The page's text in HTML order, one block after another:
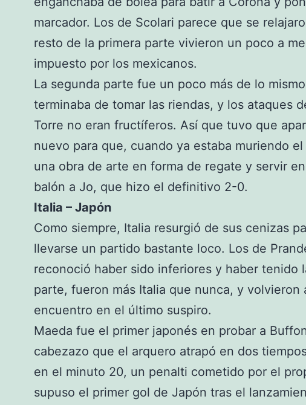
marcador. Los de Scolari parece que se
resto de la primera parte vivieron un poco a
impuesto por los mexicanos.
La segunda parte fue un poco más de lo
terminaba de tomar las riendas, y los ataques
Torre no eran fructíferos. Así que tuvo que
nuevo para que, cuando ya estaba muriendo
una obra de arte en forma de regate y servir
balón a Jo, que hizo el definitivo 2-0.
Italia – Japón
Como siempre, Italia resurgió de sus cenizas
llevarse un partido bastante loco. Los de
reconoció haber sido inferiores y haber tenido
parte, fueron más Italia que nunca, y volvieron
encuentro en el último suspiro.
Maeda fue el primer japonés en probar a
cabezazo que el arquero atrapó en dos
en el minuto 20, un penalti cometido por el
supuso el primer gol de Japón tras el